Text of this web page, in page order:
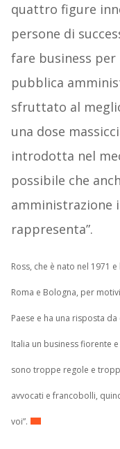
quattro figure
persone di
fare business
pubblica
sfruttato al
una dose
introdotta nel
possibile che
amministrazione
rappresenta”.
Ross, che è nato nel 1971
Roma e Bologna, per
Paese e ha una risposta
Italia un business fiorente
sono troppe regole e
avvocati e francobolli,
voi”.